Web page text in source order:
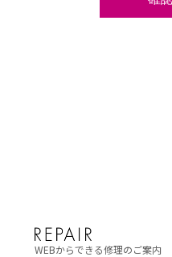
WEBからできる修理のご案内